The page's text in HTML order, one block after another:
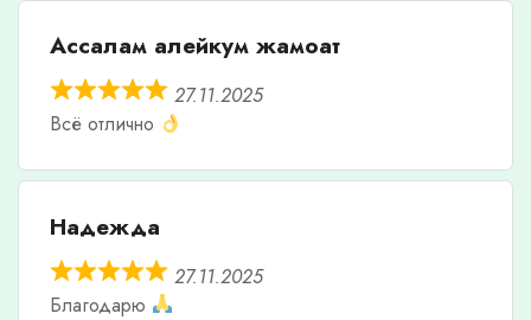
Ассалам алейкум жамоат
27.11.2025
Всё отлично
Надежда
27.11.2025
Благодарю